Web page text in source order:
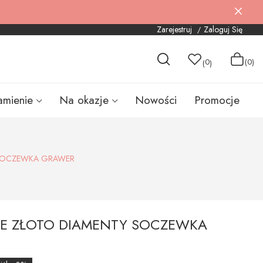
Zarejestruj Zaloguj Się
(0) (0)
Na okazje Nowości Promocje
GRAWER
ZŁOTO DIAMENTY SOCZEWKA